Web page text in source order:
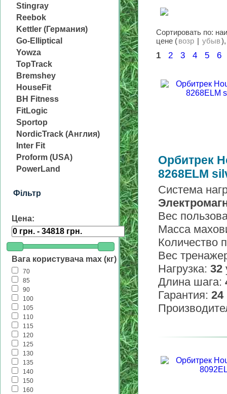
Stingray
Reebok
Kettler (Германия)
Go-Elliptical
Yowza
TopTrack
Bremshey
HouseFit
BH Fitness
FitLogic
Sportop
NordicTrack (Англия)
Inter Fit
Proform (USA)
PowerLand
Фільтр
Цена:
Вага користувача max (кг)
70
85
90
100
105
110
115
120
125
130
135
140
150
160
Сортировать по:
цене (возр | убыв
1 2 3 4 5 6
Орбитрек
8268ELM
Система
Вес
Масса
Количество
Вес
Нагрузка: 32
Длина шага:
Гарантия: 24